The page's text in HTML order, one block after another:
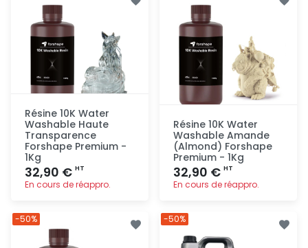
Résine 10K Water
Washable Haute
Transparence
Forshape Premium -
1Kg
32,90 € HT
En cours de réappro.
Résine 10K Water
Washable Amande
(Almond) Forshape
Premium - 1Kg
32,90 € HT
En cours de réappro.
-50% -50%